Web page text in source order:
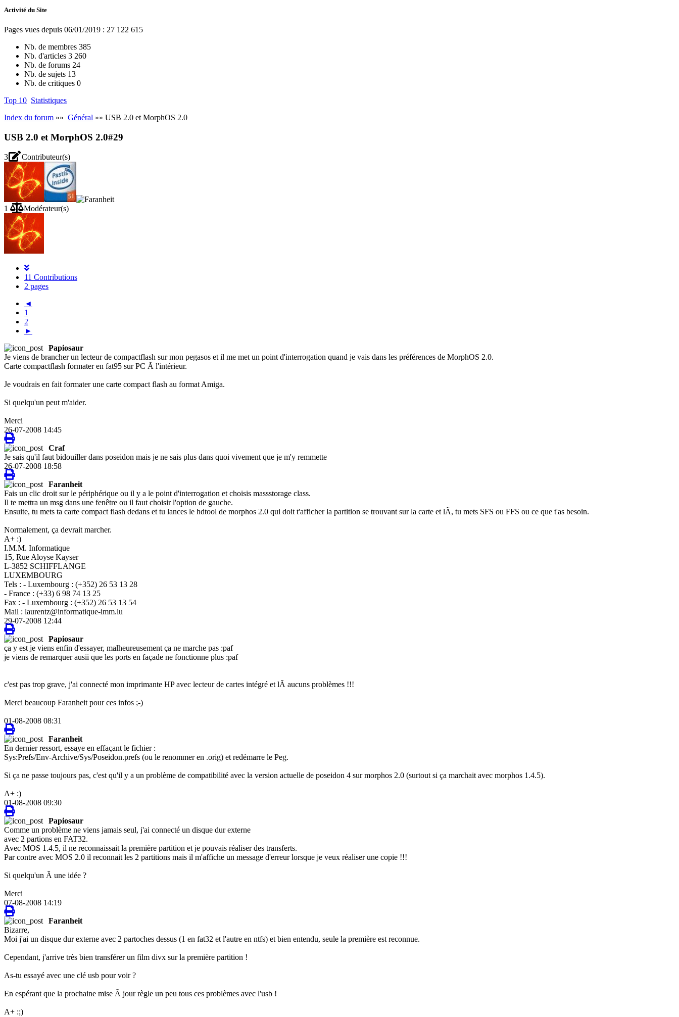
Activité du Site
Pages vues depuis 06/01/2019 : 27 122 615
Nb. de membres 385
Nb. d'articles 3 260
Nb. de forums 24
Nb. de sujets 13
Nb. de critiques 0
Top 10 Statistiques
Index du forum »» Général »» USB 2.0 et MorphOS 2.0
USB 2.0 et MorphOS 2.0#29
3 Contributeur(s)
1 Modérateur(s)
11 Contributions
2 pages
◄
1
2
►
Papiosaur
Je viens de brancher un lecteur de compactflash sur mon pegasos et il me met un point d'interrogation quand je vais dans les préférences de MorphOS 2.0.
Carte compactflash formater en fat95 sur PC Ã l'intérieur.
Je voudrais en fait formater une carte compact flash au format Amiga.
Si quelqu'un peut m'aider.
Merci
26-07-2008 14:45
Craf
Je sais qu'il faut bidouiller dans poseidon mais je ne sais plus dans quoi vivement que je m'y remmette
26-07-2008 18:58
Faranheit
Fais un clic droit sur le périphérique ou il y a le point d'interrogation et choisis massstorage class.
Il te mettra un msg dans une fenêtre ou il faut choisir l'option de gauche.
Ensuite, tu mets ta carte compact flash dedans et tu lances le hdtool de morphos 2.0 qui doit t'afficher la partition se trouvant sur la carte et lÃ, tu mets SFS ou FFS ou ce que t'as besoin.
Normalement, ça devrait marcher.
A+ :)
I.M.M. Informatique
15, Rue Aloyse Kayser
L-3852 SCHIFFLANGE
LUXEMBOURG
Tels : - Luxembourg : (+352) 26 53 13 28
- France : (+33) 6 98 74 13 25
Fax : - Luxembourg : (+352) 26 53 13 54
Mail : laurentz@informatique-imm.lu
29-07-2008 12:44
Papiosaur
ça y est je viens enfin d'essayer, malheureusement ça ne marche pas :paf
je viens de remarquer ausii que les ports en façade ne fonctionne plus :paf
c'est pas trop grave, j'ai connecté mon imprimante HP avec lecteur de cartes intégré et lÃ aucuns problèmes !!!
Merci beaucoup Faranheit pour ces infos ;-)
01-08-2008 08:31
Faranheit
En dernier ressort, essaye en effaçant le fichier :
Sys:Prefs/Env-Archive/Sys/Poseidon.prefs (ou le renommer en .orig) et redémarre le Peg.
Si ça ne passe toujours pas, c'est qu'il y a un problème de compatibilité avec la version actuelle de poseidon 4 sur morphos 2.0 (surtout si ça marchait avec morphos 1.4.5).
A+ :)
01-08-2008 09:30
Papiosaur
Comme un problème ne viens jamais seul, j'ai connecté un disque dur externe
avec 2 partions en FAT32.
Avec MOS 1.4.5, il ne reconnaissait la première partition et je pouvais réaliser des transferts.
Par contre avec MOS 2.0 il reconnait les 2 partitions mais il m'affiche un message d'erreur lorsque je veux réaliser une copie !!!
Si quelqu'un Ã une idée ?
Merci
07-08-2008 14:19
Faranheit
Bizarre,
Moi j'ai un disque dur externe avec 2 partoches dessus (1 en fat32 et l'autre en ntfs) et bien entendu, seule la première est reconnue.
Cependant, j'arrive très bien transférer un film divx sur la première partition !
As-tu essayé avec une clé usb pour voir ?
En espérant que la prochaine mise Ã jour règle un peu tous ces problèmes avec l'usb !
A+ :;)